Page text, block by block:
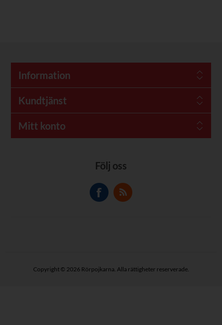
Information
Kundtjänst
Mitt konto
Följ oss
Copyright © 2026 Rörpojkarna. Alla rättigheter reserverade.